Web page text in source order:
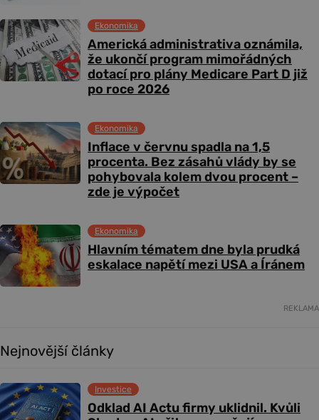
Americká administrativa oznámila,
že ukončí program mimořádných
dotací pro plány Medicare Part D již
po roce 2026
Ekonomika
Inflace v červnu spadla na 1,5
procenta. Bez zásahů vlády by se
pohybovala kolem dvou procent –
zde je výpočet
Ekonomika
Hlavním tématem dne byla prudká
eskalace napětí mezi USA a Íránem
Ekonomika
REKLAMA
Nejnovější články
Odklad AI Actu firmy uklidnil. Kvůli
Investice